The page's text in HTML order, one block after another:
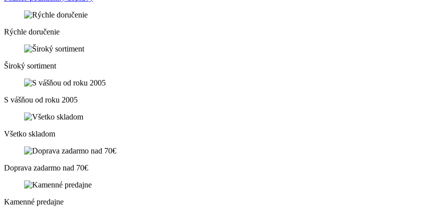
Rýchle doručenie
Široký sortiment
S vášňou od roku 2005
Všetko skladom
Doprava zadarmo nad 70€
Kamenné predajne